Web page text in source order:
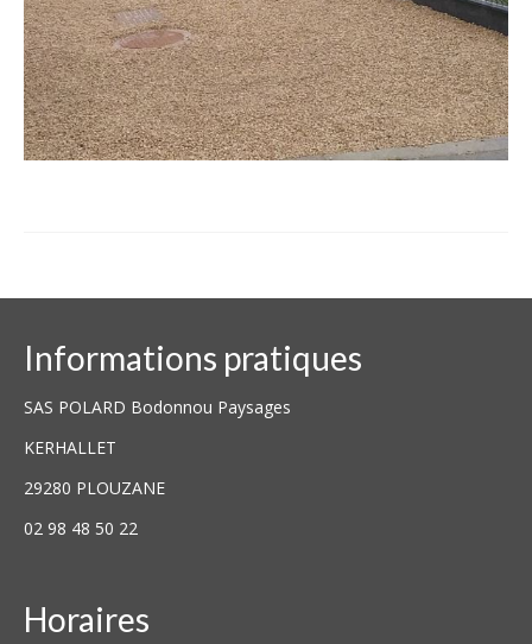
Informations pratiques
SAS POLARD Bodonnou Paysages
KERHALLET
29280 PLOUZANE
02 98 48 50 22
Horaires